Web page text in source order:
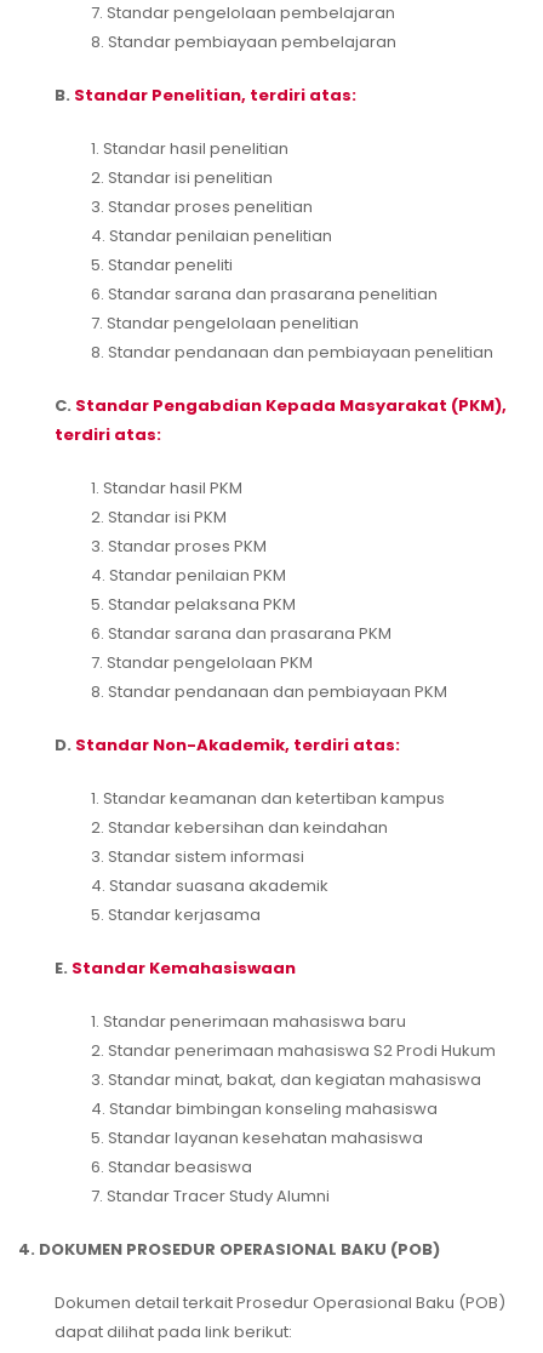
7. Standar pengelolaan pembelajaran
8. Standar pembiayaan pembelajaran
B. Standar Penelitian, terdiri atas:
1. Standar hasil penelitian
2. Standar isi penelitian
3. Standar proses penelitian
4. Standar penilaian penelitian
5. Standar peneliti
6. Standar sarana dan prasarana penelitian
7. Standar pengelolaan penelitian
8. Standar pendanaan dan pembiayaan penelitian
C. Standar Pengabdian Kepada Masyarakat (PKM),
terdiri atas:
1. Standar hasil PKM
2. Standar isi PKM
3. Standar proses PKM
4. Standar penilaian PKM
5. Standar pelaksana PKM
6. Standar sarana dan prasarana PKM
7. Standar pengelolaan PKM
8. Standar pendanaan dan pembiayaan PKM
D. Standar Non-Akademik, terdiri atas:
1. Standar keamanan dan ketertiban kampus
2. Standar kebersihan dan keindahan
3. Standar sistem informasi
4. Standar suasana akademik
5. Standar kerjasama
E. Standar Kemahasiswaan
1. Standar penerimaan mahasiswa baru
2. Standar penerimaan mahasiswa S2 Prodi Hukum
3. Standar minat, bakat, dan kegiatan mahasiswa
4. Standar bimbingan konseling mahasiswa
5. Standar layanan kesehatan mahasiswa
6. Standar beasiswa
7. Standar Tracer Study Alumni
4. DOKUMEN PROSEDUR OPERASIONAL BAKU (POB)
Dokumen detail terkait Prosedur Operasional Baku (POB)
dapat dilihat pada link berikut: